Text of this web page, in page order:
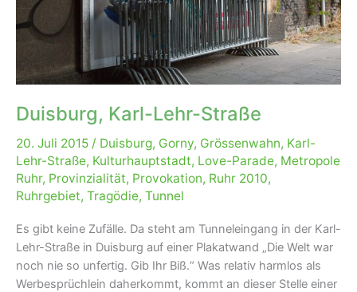
Duisburg, Karl-Lehr-Straße
20. Juli 2015 / Duisburg, Gorny, Grössenwahn, Karl-
Lehr-Straße, Kulturhauptstadt, Love-Parade, Metropole
Ruhr, Provinzialität, Provokation, Ruhr 2010,
Ruhrgebiet, Tragödie, Tunnel
Es gibt keine Zufälle. Da steht am Tunneleingang in der Karl-
Lehr-Straße in Duisburg auf einer Plakatwand „Die Welt war
noch nie so unfertig. Gib Ihr Biß.“ Was relativ harmlos als
Werbesprüchlein daherkommt, kommt an dieser Stelle einer